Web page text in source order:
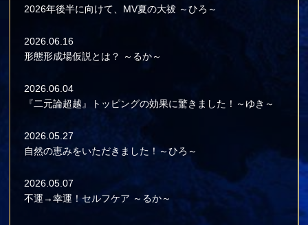
2026年後半に向けて、MV夏の大祓 ～ひろ～
2026.06.16
形態形成場仮説とは？ ～るか～
2026.06.04
『二元論超越』トッピングの効果に驚きました！～ゆき～
2026.05.27
自然の恵みをいただきました！～ひろ～
2026.05.07
不運→幸運！セルフケア ～るか～